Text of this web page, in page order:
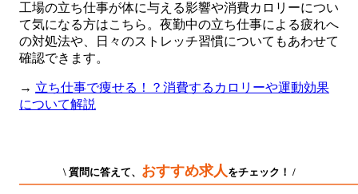
工場の立ち仕事が体に与える影響や消費カロリーについ
て気になる方はこちら。夜勤中の立ち仕事による疲れへ
の対処法や、日々のストレッチ習慣についてもあわせて
確認できます。
→ 立ち仕事で痩せる！？消費するカロリーや運動効果
について解説
\ 質問に答えて、 おすすめ求人をチェック！ /